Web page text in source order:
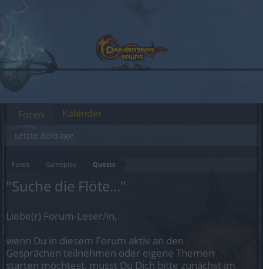
Foren Gameplay Quests
"Suche die Flöte..."
Liebe(r) Forum-Leser/in,
wenn Du in diesem Forum aktiv an den
Gesprächen teilnehmen oder eigene Themen
starten möchtest, musst Du Dich bitte zunächst im
Foren
Letzte Beiträge
Kalender